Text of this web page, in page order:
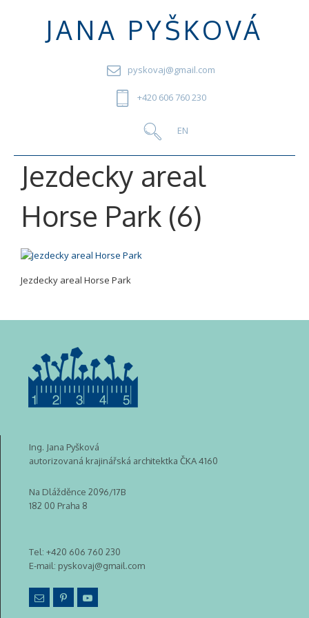
JANA PYŠKOVÁ
pyskovaj@gmail.com
+420 606 760 230
Jezdecky areal
Horse Park (6)
Jezdecky areal Horse Park
Ing. Jana Pyšková
autorizovaná krajinářská architektka ČKA 4160
Na Dlážděnce 2096/17B
182 00 Praha 8
Tel: +420 606 760 230
E-mail: pyskovaj@gmail.com